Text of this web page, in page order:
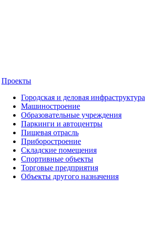
Проекты
Городская и деловая инфраструктура
Машиностроение
Образовательные учреждения
Паркинги и автоцентры
Пищевая отрасль
Приборостроение
Складские помещения
Спортивные объекты
Торговые предприятия
Объекты другого назначения